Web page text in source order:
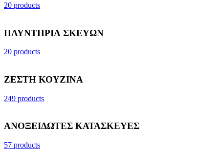
20 products
ΠΛΥΝΤΗΡΙΑ ΣΚΕΥΩΝ
20 products
ΖΕΣΤΗ ΚΟΥΖΙΝΑ
249 products
ΑΝΟΞΕΙΔΩΤΕΣ ΚΑΤΑΣΚΕΥΕΣ
57 products